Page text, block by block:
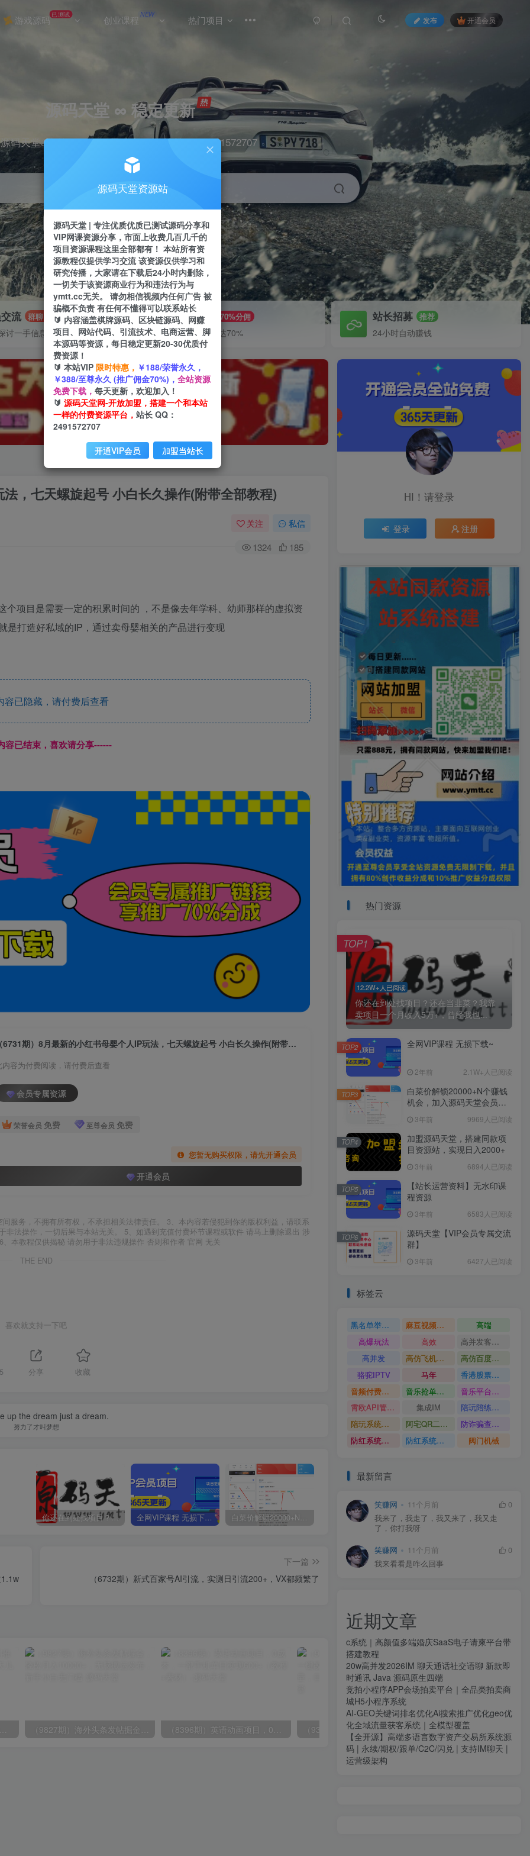
游戏源码 已测试 创业课程 NEW 热门项目 发布 开通会员
源码天堂 ∞ 稳定更新
源码天堂&实战项目&365天稳定更新 站长qq：2491572707
引流 抖音 挂机 直播 快手 小红书
流 群聊
讨一手信息差
推广赚钱 70%分佣
推广返佣高达70%
站长招募 推荐
24小时自动赚钱
，七天螺旋起号 小白长久操作(附带全部教程)
关注 私信
1324 185
项目是需要一定的积累时间的 ，不是像去年学科、幼师那样的虚拟资
是打造好私域的IP，通过卖母婴相关的产品进行变现
已隐藏，请付费后查看
容已结束，喜欢请分享------
（6731期）8月最新的小红书母婴个人IP玩法，七天螺旋起号 小白长久操作(附带全部教程)
内容为付费阅读，请付费后查看
会员专属资源
荣誉会员 免费 至尊会员 免费
您暂无购买权限，请先开通会员
开通会员
服务，不拥有所有权，不承担相关法律责任。 3、本内容若侵犯到你的版权利益，请联系
法操作，一切后果与本站无关。 5、如遇到充值付费环节课程或软件 请马上删除退出 涉
本教程仅供揭秘 请勿用于非法违规操作 否则和作者 官网 无关
THE END
喜欢就支持一下吧
分享 收藏
up the dream just a dream.
努力了才叫梦想
你还在到处找项目？还在当韭菜？我靠卖项目一个月收入5万+，曾经我也是个失败者。 全网VIP课程 无损下载~ 白菜价解锁20000+N个赚钱机会，加入源码天堂会员，全站资源免费学习。 加盟源码天堂，搭建同款项目资源站，实现日入2000+ 【站长运营资料】无水印课程资源
下一篇
（6732期）新式百家号AI引流，实测日引流200+，VX都频繁了
肉眼可见的收益增长，每天几分钟收益2000+ （9827期）海外头条发帖掘金，轻松月入10000+，无脑搬运发布，新手小白无门槛 （8396期）英语动画项目，0成本，一部手机单日变现600+（教程+素材） （9361期）中视频最新玩法，AI一键改唱影视解说，刷爆全网流量，日入2000＋全平台通用
HI！请登录
登录 注册
热门资源
12.2W+人已阅读
你还在到处找项目？还在当韭菜？我靠
卖项目一个月收入5万+，曾经我也...
TOP1
全网VIP课程 无损下载~
2年前 2.1W+人已阅读
TOP2
白菜价解锁20000+N个赚钱
机会，加入源码天堂会员，
3年前 9969人已阅读
TOP3
加盟源码天堂，搭建同款项
目资源站，实现日入2000+
3年前 6894人已阅读
TOP4
【站长运营资料】无水印课
程资源
3年前 6583人已阅读
TOP5
源码天堂【VIP会员专属交流
群】
3年前 6427人已阅读
TOP6
标签云
黑名单举报系统源码 麻豆视频源码
高端
高爆玩法
高效
高并发客服系统
高并发
高仿飞机源码
高仿百度网盘UI
骆驼IPTV
马年
香港股票系统源码
音频付费订阅系统
音乐抢单系统
音乐平台源码
霄欧API管理系统
集成IM
陪玩陪练平台
陪玩系统源码
阿宅QR二维码生成
防诈骗查询系统
防红系统源码
防红系统最新版 阀门机械
最新留言
笑赚网 11个月前
0
我来了，我走了，我又来了，我又走
了，你打我呀
笑赚网 11个月前
0
我来看看是咋么回事
近期文章
c系统｜高颜值多端婚庆SaaS电子请柬平台带
搭建教程
20w高并发2026IM 聊天通话社交语聊 新款即
时通讯 Java 源码原生四端
竞拍小程序APP会场拍卖平台｜全品类拍卖商
城H5小程序系统
AI-GEO关键词排名优化Ai搜索推广优化geo优
化全域流量获客系统｜全模型覆盖
【全开源】高端多语言数字资产交易所系统源
码 | 永续/期权/跟单/C2C/闪兑 | 支持IM聊天 |
运营级架构
源码天堂资源站
源码天堂 | 专注优质优质已测试源码分享和
VIP网课资源分享，市面上收费几百几千的
项目资源课程这里全部都有！ 本站所有资
源教程仅提供学习交流 该资源仅供学习和
研究传播，大家请在下载后24小时内删除，
一切关于该资源商业行为和违法行为与
ymtt.cc无关。 请勿相信视频内任何广告 被
骗概不负责 有任何不懂得可以联系站长
🔰 内容涵盖棋牌源码、区块链源码、网赚
项目、网站代码、引流技术、电商运营、脚
本源码等资源，每日稳定更新20-30优质付
费资源！
🔰 本站VIP 限时特惠， ￥188/荣誉永久，
￥388/至尊永久 (推广佣金70%)， 全站资源
免费下载， 每天更新，欢迎加入！
🔰 源码天堂网-开放加盟，搭建一个和本站
一样的付费资源平台， 站长 QQ：
2491572707
开通VIP会员 加盟当站长